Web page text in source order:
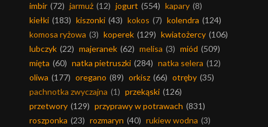
imbir (72) jarmuż (12) jogurt (554) kapary (8)
kiełki (183) kiszonki (43) kokos (7) kolendra (124)
komosa ryżowa (3) koperek (129) kwiatożercy (106)
lubczyk (22) majeranek (62) melisa (3) miód (509)
mięta (60) natka pietruszki (284) natka selera (12)
oliwa (177) oregano (89) orkisz (66) otręby (35)
pachnotka zwyczajna (1) przekąski (126)
przetwory (129) przyprawy w potrawach (831)
roszponka (23) rozmaryn (40) rukiew wodna (3)